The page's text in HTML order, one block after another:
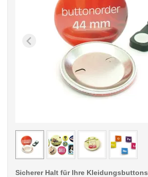
< /picture>
Sicherer Halt für Ihre Kleidungsbuttons